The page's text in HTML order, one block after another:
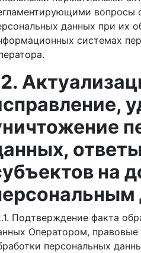
вопросы
данных при их
системах
на
Подтверждение факта
Оператором, правовые
персональных